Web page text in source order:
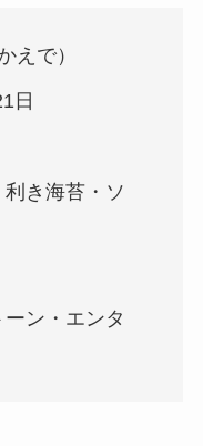
えで）
日
き海苔・ソ
ン・エンタ